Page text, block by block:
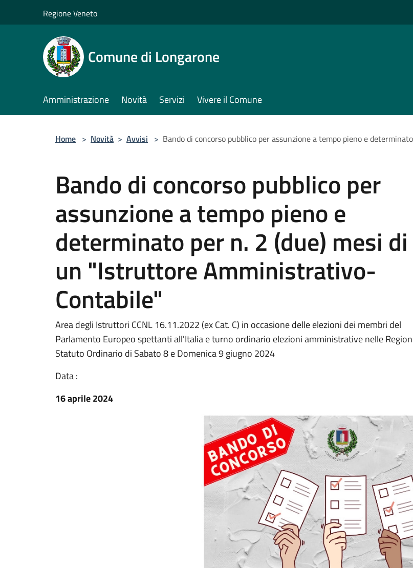
Regione Veneto
Comune di Longarone
Amministrazione Novità Servizi Vivere il Comune
Home > Novità > Avvisi > Bando di concorso pubblico per assunzione a tempo pieno e
Bando di concorso pubblico per
assunzione a tempo pieno e
determinato per n. 2 (due) mesi di
un "Istruttore Amministrativo-
Contabile"
Area degli Istruttori CCNL 16.11.2022 (ex Cat. C) in occasione delle elezioni dei membri del
Parlamento Europeo spettanti all'Italia e turno ordinario elezioni amministrative nelle
Statuto Ordinario di Sabato 8 e Domenica 9 giugno 2024
Data :
16 aprile 2024